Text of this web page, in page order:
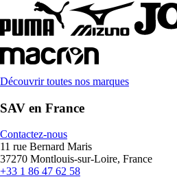
Découvrir toutes nos marques
SAV en France
Contactez-nous
11 rue Bernard Maris
37270 Montlouis-sur-Loire, France
+33 1 86 47 62 58